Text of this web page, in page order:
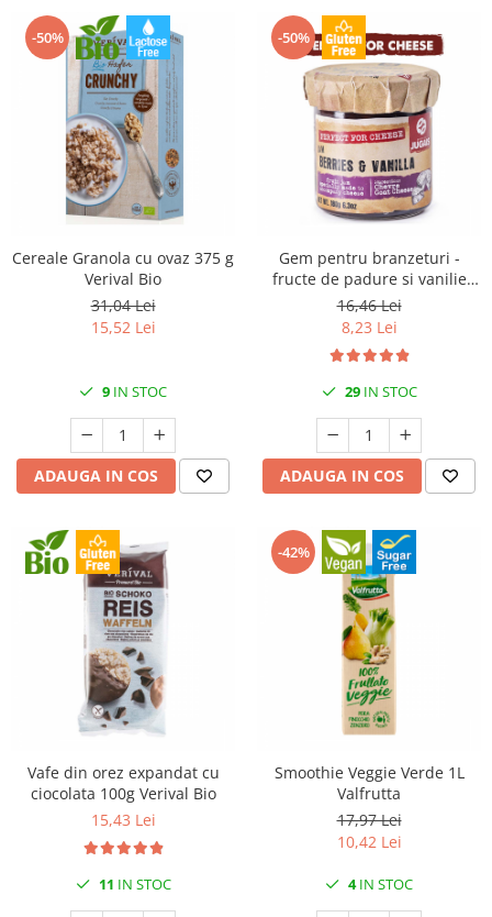
Condimente turcesti
Ghimbir murat la borcan
Alge Nori
Supa miso
-50%
Cereale Granola cu ovaz 375 g
Verival Bio
31,04 Lei
15,52 Lei
9 IN STOC
ADAUGA IN COS
-50%
Gem pentru branzeturi -
fructe de padure si vanilie
180gr Jugais
16,46 Lei
8,23 Lei
29IN STOC
ADAUGA IN COS
Vafe din orez expandat cu
ciocolata 100g Verival Bio
15,43 Lei
11 IN STOC
-42%
Smoothie Veggie Verde 1L
Valfrutta
17,97 Lei
10,42 Lei
4IN STOC